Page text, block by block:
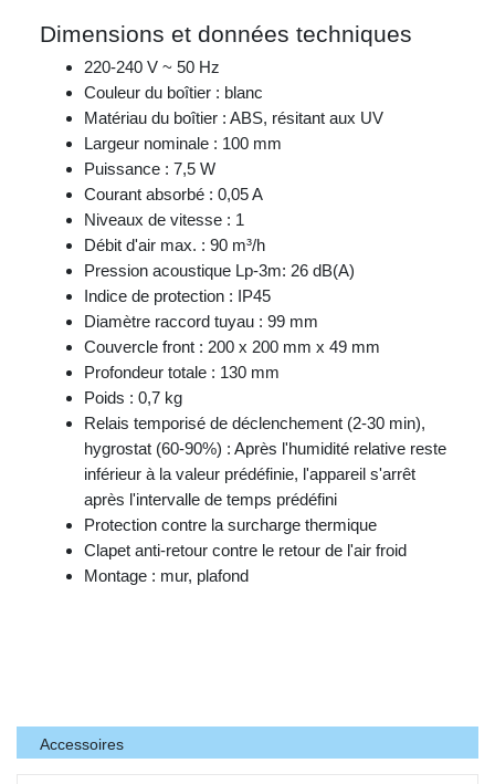
Dimensions et données techniques
220-240 V ~ 50 Hz
Couleur du boîtier : blanc
Matériau du boîtier : ABS, résitant aux UV
Largeur nominale : 100 mm
Puissance : 7,5 W
Courant absorbé : 0,05 A
Niveaux de vitesse : 1
Débit d'air max. : 90 m³/h
Pression acoustique Lp-3m: 26 dB(A)
Indice de protection : IP45
Diamètre raccord tuyau : 99 mm
Couvercle front : 200 x 200 mm x 49 mm
Profondeur totale : 130 mm
Poids : 0,7 kg
Relais temporisé de déclenchement (2-30 min),
hygrostat (60-90%) : Après l'humidité relative reste
inférieur à la valeur prédéfinie, l'appareil s'arrêt
après l'intervalle de temps prédéfini
Protection contre la surcharge thermique
Clapet anti-retour contre le retour de l'air froid
Montage : mur, plafond
Accessoires